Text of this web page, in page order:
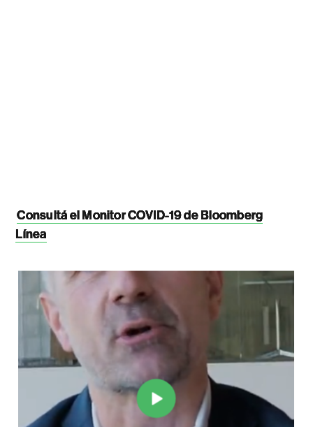
Consultá el Monitor COVID-19 de Bloomberg
Línea